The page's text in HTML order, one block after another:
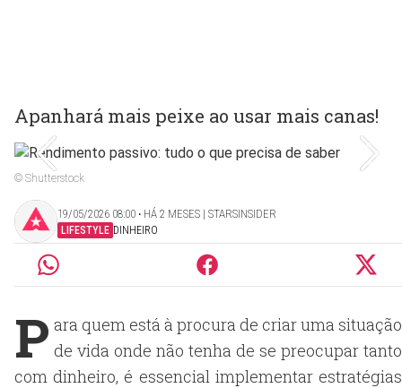
Apanhará mais peixe ao usar mais canas!
© Shutterstock
19/05/2026 08:00 ‧ HÁ 2 MESES | STARSINSIDER
LIFESTYLE DINHEIRO
P ara quem está à procura de criar uma situação
de vida onde não tenha de se preocupar tanto
com dinheiro, é essencial implementar estratégias